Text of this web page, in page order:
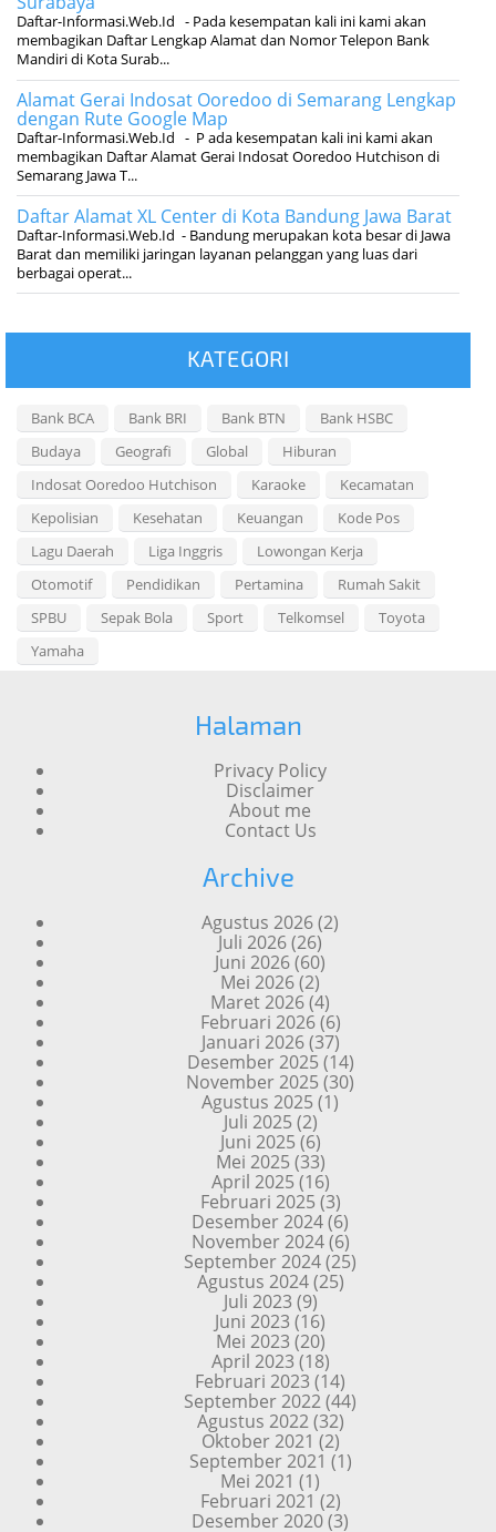
Daftar-Informasi.Web.Id - Pada kesempatan kali ini kami akan
membagikan Daftar Lengkap Alamat dan Nomor Telepon Bank
Mandiri di Kota Surab...
Alamat Gerai Indosat Ooredoo di Semarang Lengkap
dengan Rute Google Map
Daftar-Informasi.Web.Id - P ada kesempatan kali ini kami akan
membagikan Daftar Alamat Gerai Indosat Ooredoo Hutchison di
Semarang Jawa T...
Daftar Alamat XL Center di Kota Bandung Jawa Barat
Daftar-Informasi.Web.Id - Bandung merupakan kota besar di Jawa
Barat dan memiliki jaringan layanan pelanggan yang luas dari
berbagai operat...
KATEGORI
Bank BCA Bank BRI Bank BTN
Bank HSBC
Budaya
Geografi Global
Hiburan
Indosat Ooredoo Hutchison
Karaoke
Kecamatan
Kepolisian
Kesehatan Keuangan
Kode Pos
Lagu Daerah
Liga Inggris
Lowongan Kerja
Otomotif
Pendidikan Pertamina
Rumah Sakit
SPBU
Sepak Bola Sport Telkomsel
Toyota
Yamaha
Halaman
Privacy Policy
Disclaimer
About me
Contact Us
Archive
Agustus 2026(2)
Juli 2026(26)
Juni 2026(60)
Mei 2026(2)
Maret 2026(4)
Februari 2026(6)
Januari 2026(37)
Desember 2025(14)
November 2025(30)
Agustus 2025(1)
Juli 2025(2)
Juni 2025(6)
Mei 2025(33)
April 2025(16)
Februari 2025(3)
Desember 2024(6)
November 2024(6)
September 2024(25)
Agustus 2024(25)
Juli 2023 (9)
Juni 2023 (16)
Mei 2023 (20)
April 2023 (18)
Februari 2023 (14)
September 2022(44)
Agustus 2022(32)
Oktober 2021 (2)
September 2021 (1)
Mei 2021 (1)
Februari 2021 (2)
Desember 2020(3)